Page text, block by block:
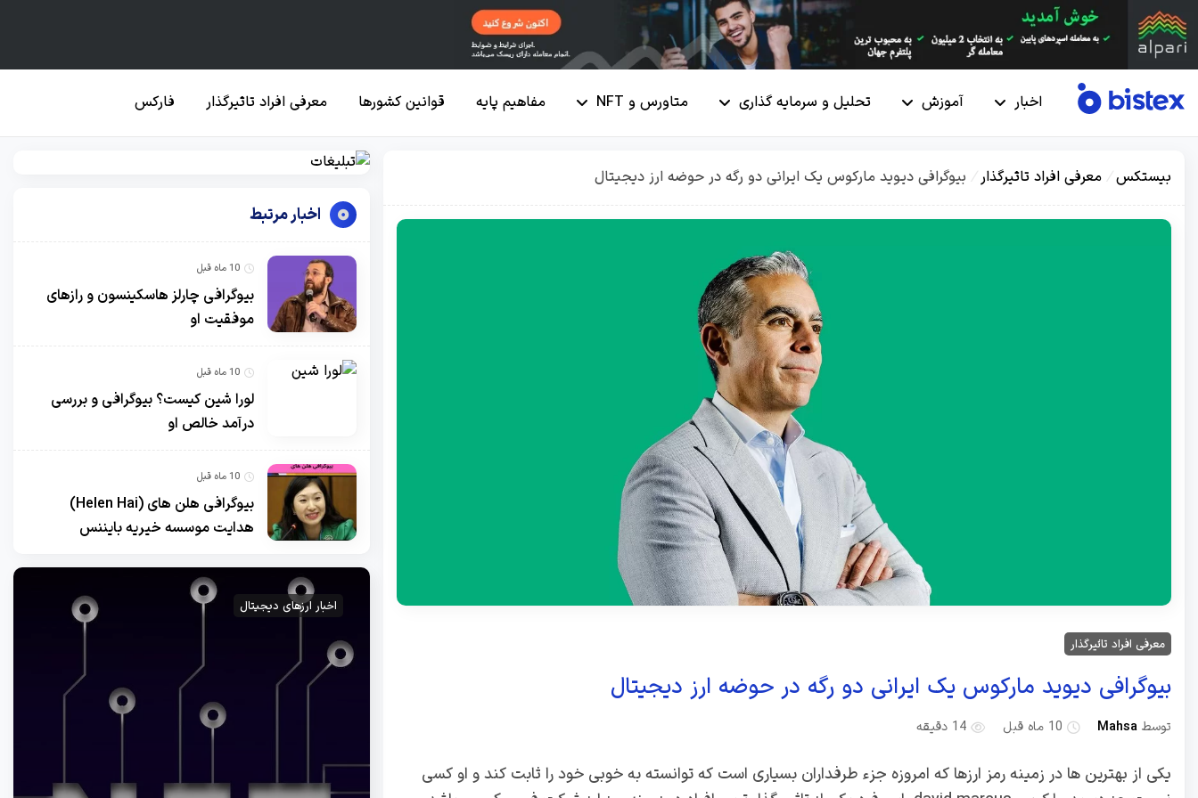
اخبار آموزش تحلیل و سرمایه گذاری متاورس و NFT مفاهیم پایه قوانین کشورها معرفی افراد تاثیرگذار فارکس
بیستکس معرفی افراد تاثیرگذار بیوگرافی دیوید مارکوس یک ایرانی دو رگه در حوضه ارز دیجیتال
معرفی افراد تاثیرگذار
بیوگرافی دیوید مارکوس یک ایرانی دو رگه در حوضه ارز دیجیتال
توسط Mahsa 10 ماه قبل 14 دقیقه
یکی از بهترین ها در زمینه رمز ارزها که امروزه جزء طرفداران بسیاری است که توانسته به خوبی خود را ثابت کند و او کسی
اخبار مرتبط
10 ماه قبل
بیوگرافی چارلز هاسکینسون و رازهای
موفقیت او
10 ماه قبل
لورا شین کیست؟ بیوگرافی و بررسی
درآمد خالص او
10 ماه قبل
بیوگرافی هلن های (Helen Hai)
هدایت موسسه خیریه بایننس
اخبار ارزهای دیجیتال